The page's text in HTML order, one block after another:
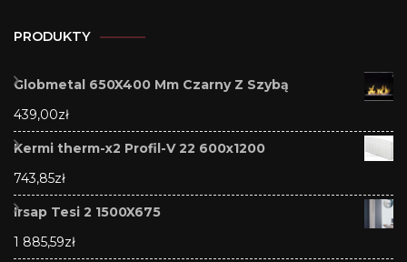
PRODUKTY
Globmetal 650X400 Mm Czarny Z Szybą
439,00zł
Kermi therm-x2 Profil-V 22 600x1200
743,85zł
Irsap Tesi 2 1500X675
1 885,59zł